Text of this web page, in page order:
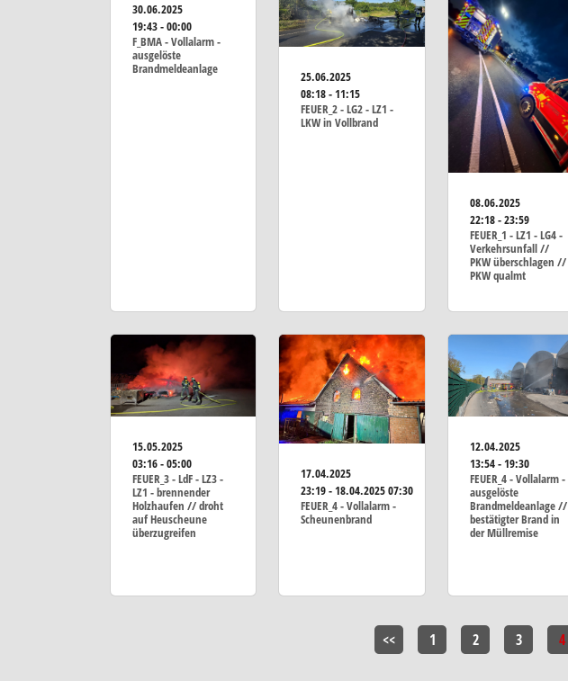
30.06.2025
19:43 - 00:00
F_BMA - Vollalarm -
ausgelöste
Brandmeldeanlage
25.06.2025
08:18 - 11:15
FEUER_2 - LG2 - LZ1 -
LKW in Vollbrand
08.06.2025
22:18 - 23:59
FEUER_1 - LZ1 - LG4 -
Verkehrsunfall //
PKW überschlagen //
PKW qualmt
15.05.2025
03:16 - 05:00
FEUER_3 - LdF - LZ3 -
LZ1 - brennender
Holzhaufen // droht
auf Heuscheune
überzugreifen
17.04.2025
23:19 - 18.04.2025 07:30
FEUER_4 - Vollalarm -
Scheunenbrand
12.04.2025
13:54 - 19:30
FEUER_4 - Vollalarm -
ausgelöste
Brandmeldeanlage //
bestätigter Brand in
der Müllremise
<< 1 2 3 4